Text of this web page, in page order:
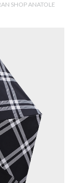
SHOP ANATOLE